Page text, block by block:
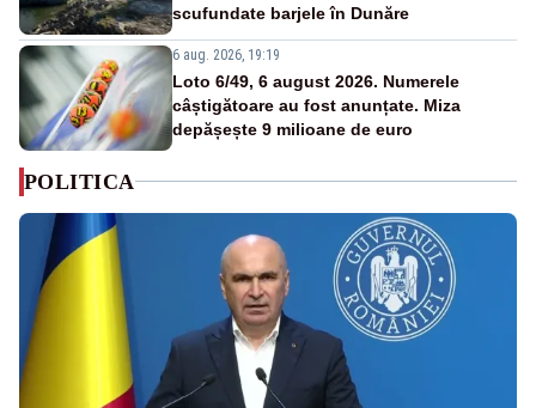
scufundate barjele în Dunăre
6 aug. 2026, 19:19
Loto 6/49, 6 august 2026. Numerele
câștigătoare au fost anunțate. Miza
depășește 9 milioane de euro
POLITICA